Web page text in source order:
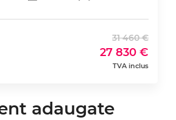
31 460 €
27 830 €
TVA inclus
adaugate